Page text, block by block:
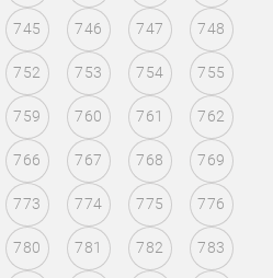
745 746 747 748
752 753 754 755
759 760 761 762
766 767 768 769
773 774 775 776
780 781 782 783